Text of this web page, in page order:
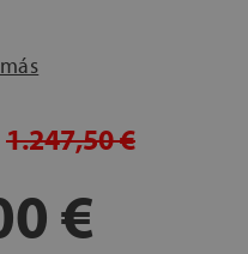
24 horas
Año 2026 (categoría
1.247,50 €
€